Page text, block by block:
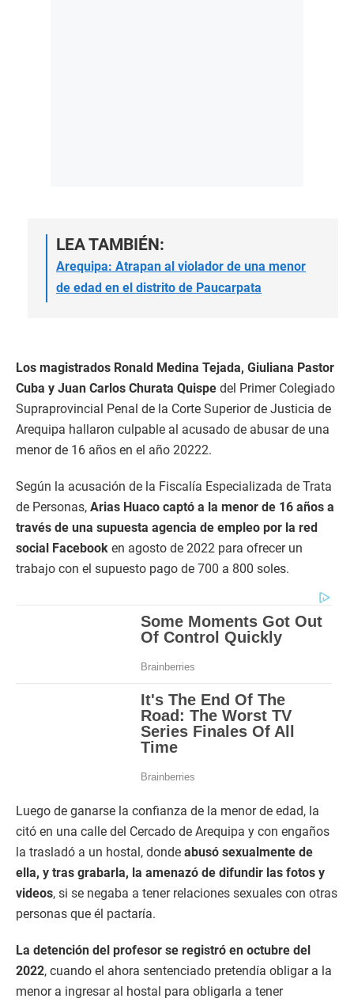
LEA TAMBIÉN:
Arequipa: Atrapan al violador de una menor
de edad en el distrito de Paucarpata
Los magistrados Ronald Medina Tejada, Giuliana Pastor
Cuba y Juan Carlos Churata Quispe del Primer Colegiado
Supraprovincial Penal de la Corte Superior de Justicia de
Arequipa hallaron culpable al acusado de abusar de una
menor de 16 años en el año 20222.
Según la acusación de la Fiscalía Especializada de Trata
de Personas, Arias Huaco captó a la menor de 16 años a
través de una supuesta agencia de empleo por la red
social Facebook en agosto de 2022 para ofrecer un
trabajo con el supuesto pago de 700 a 800 soles.
Luego de ganarse la confianza de la menor de edad, la
citó en una calle del Cercado de Arequipa y con engaños
la trasladó a un hostal, donde abusó sexualmente de
ella, y tras grabarla, la amenazó de difundir las fotos y
videos, si se negaba a tener relaciones sexuales con otras
personas que él pactaría.
La detención del profesor se registró en octubre del
2022, cuando el ahora sentenciado pretendía obligar a la
menor a ingresar al hostal para obligarla a tener